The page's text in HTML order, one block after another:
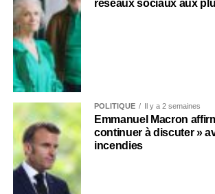
réseaux sociaux aux
POLITIQUE Il y a 2 semaines
Emmanuel Macron
continuer à discuter »
incendies